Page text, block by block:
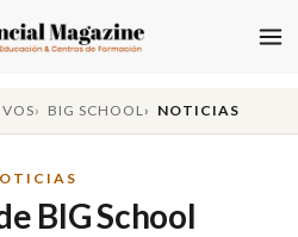
BIG SCHOOL NOTICIAS
BIG School